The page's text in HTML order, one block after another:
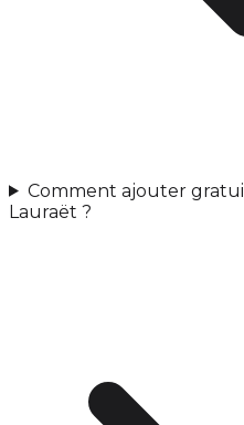
Comment ajouter
Lauraët ?